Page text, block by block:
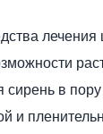
в
и